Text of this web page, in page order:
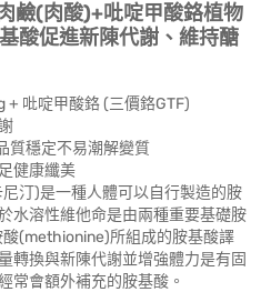
鹼(肉酸)+吡啶甲酸鉻植物
酸促進新陳代謝、維持醣
吡啶甲酸鉻 (三價鉻GTF)
質穩定不易潮解變質
健康纖美
汀)是一種人體可以自行製造的胺
水溶性維他命是由兩種重要基礎胺
(methionine)所組成的胺基酸譯
轉換與新陳代謝並增強體力是有固
常會額外補充的胺基酸。